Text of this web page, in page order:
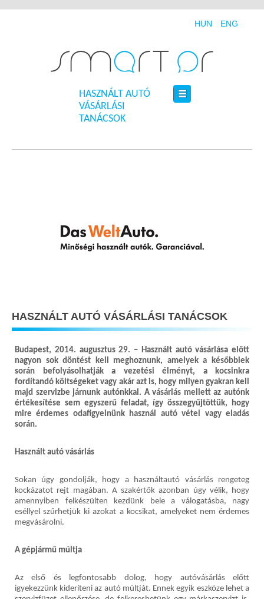
HUN ENG
HASZNÁLT AUTÓ
VÁSÁRLÁSI
TANÁCSOK
HASZNÁLT AUTÓ VÁSÁRLÁSI TANÁCSOK
Budapest, 2014. augusztus 29. – Használt autó vásárlása előtt
nagyon sok döntést kell meghoznunk, amelyek a későbbiek
során befolyásolhatják a vezetési élményt, a kocsinkra
fordítandó költségeket vagy akár azt is, hogy milyen gyakran kell
majd szervizbe járnunk autónkkal. A vásárlás mellett az autónk
értékesítése sem egyszerű feladat, így összegyűjtöttük, hogy
mire érdemes odafigyelnünk használ autó vétel vagy eladás
során.
Használt autó vásárlás
Sokan úgy gondolják, hogy a használtautó vásárlás rengeteg
kockázatot rejt magában. A szakértők azonban úgy vélik, hogy
amennyiben felkészülten kezdünk bele a válogatásba, nagy
eséllyel szűrhetjük ki azokat a kocsikat, amelyeket nem érdemes
megvásárolni.
A gépjármű múltja
Az első és legfontosabb dolog, hogy autóvásárlás előtt
igyekezzünk kideríteni az autó múltját. Ennek egyik eszköze lehet a